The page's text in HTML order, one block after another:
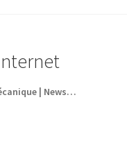
| News…